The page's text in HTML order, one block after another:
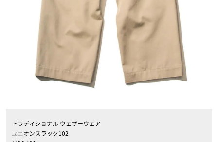
トラディショナル ウェザーウェア
ユニオンスラック102